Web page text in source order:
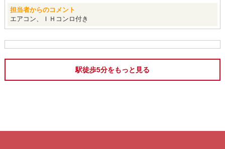
担当者からのコメント
エアコン、ＩＨコンロ付き
駅徒歩5分をもっと見る